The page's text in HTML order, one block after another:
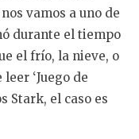
vamos a uno de
durante el tiempo
el frío, la nieve, o
‘Juego de
Stark, el caso es